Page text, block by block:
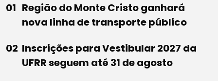
Região do Monte Cristo ganhará
nova linha de transporte público
Inscrições para Vestibular 2027 da
UFRR seguem até 31 de agosto